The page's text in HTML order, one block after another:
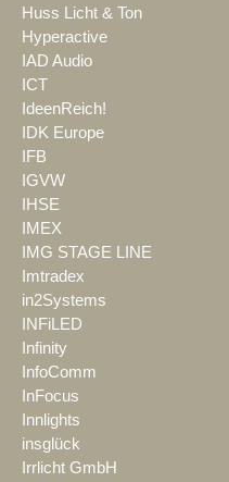
Huss Licht & Ton
Hyperactive
IAD Audio
ICT
IdeenReich!
IDK Europe
IFB
IGVW
IHSE
IMEX
IMG STAGE LINE
Imtradex
in2Systems
INFiLED
Infinity
InfoComm
InFocus
Innlights
insglück
Irrlicht GmbH